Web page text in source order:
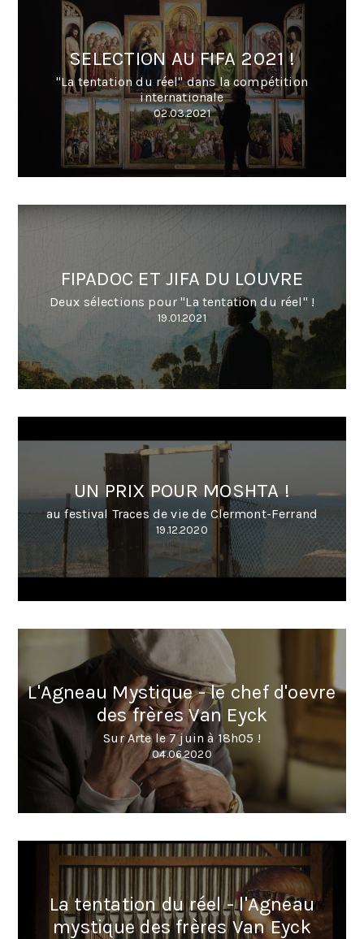
SELECTION AU FIFA 2021 !
"La tentation du réel" dans la compétition
internationale
02.03.2021
FIPADOC ET JIFA DU LOUVRE
Deux sélections pour "La tentation du réel" !
19.01.2021
UN PRIX POUR MOSHTA !
au festival Traces de vie de Clermont-Ferrand
19.12.2020
L'Agneau Mystique - le chef d'oevre
des frères Van Eyck
Sur Arte le 7 juin à 18h05 !
04.06.2020
La tentation du réel - l'Agneau
mystique des frères Van Eyck